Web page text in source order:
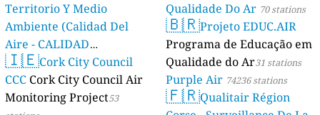
Territorio Y Medio
Ambiente (Calidad Del
Aire - CALIDAD
AMBIENTAL) 23 stations
🇮🇪Cork City Council
CCC Cork City Council Air
Monitoring Project53
Qualidade Do Ar 70 stations
🇧🇷Projeto EDUC.AIR
Programa de Educação em
Qualidade do Ar31 stations
Purple Air 74236 stations
🇫🇷Qualitair Région